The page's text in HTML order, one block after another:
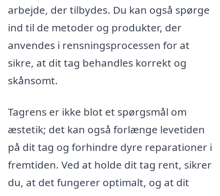
arbejde, der tilbydes. Du kan også spørge
ind til de metoder og produkter, der
anvendes i rensningsprocessen for at
sikre, at dit tag behandles korrekt og
skånsomt.
Tagrens er ikke blot et spørgsmål om
æstetik; det kan også forlænge levetiden
på dit tag og forhindre dyre reparationer i
fremtiden. Ved at holde dit tag rent, sikrer
du, at det fungerer optimalt, og at dit